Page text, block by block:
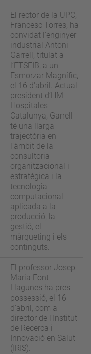
El rector de la UPC,
Francesc Torres, ha
convidat l'enginyer
industrial Antoni
Garrell, titulat a
l’ETSEIB, a un
Esmorzar Magnífic,
el 16 d'abril. Actual
president d’HM
Hospitales
Catalunya, Garrell
té una llarga
trajectòria en
l’àmbit de la
consultoria
organitzacional i
estratègica i la
tecnologia
computacional
aplicada a la
producció, la
gestió, el
màrqueting i els
continguts.
El professor Josep
Maria Font
Llagunes ha pres
possessió, el 16
d'abril, com a
director de l'Institut
de Recerca i
Innovació en Salut
(IRIS).